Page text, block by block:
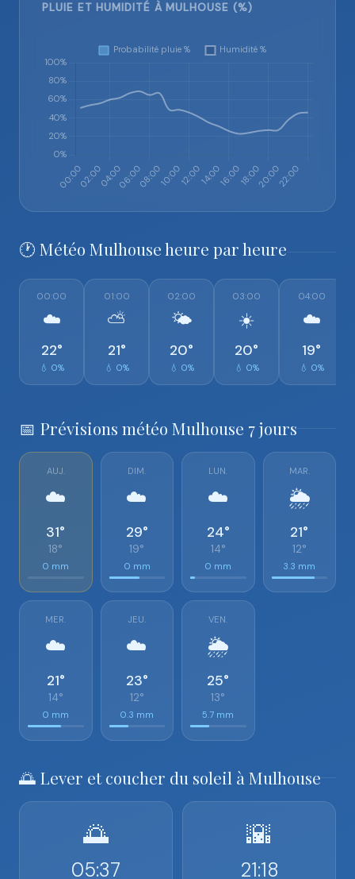
PLUIE ET HUMIDITÉ À MULHOUSE (%)
🕐 Météo Mulhouse heure par heure
00:00
☁️
22°
💧 0%
01:00
⛅
21°
💧 0%
02:00
🌤️
20°
💧 0%
03:00
☀️
20°
💧 0%
04:00
☁️
19°
💧 0%
📅 Prévisions météo Mulhouse 7 jours
AUJ.
☁️
31°
18°
0 mm
DIM.
☁️
29°
19°
0 mm
LUN.
☁️
24°
14°
0 mm
MAR.
🌦️
21°
12°
3.3 mm
MER.
☁️
21°
14°
0 mm
JEU.
☁️
23°
12°
0.3 mm
VEN.
🌦️
25°
13°
5.7 mm
🌅 Lever et coucher du soleil à Mulhouse
🌅
05:37
🌇
21:18